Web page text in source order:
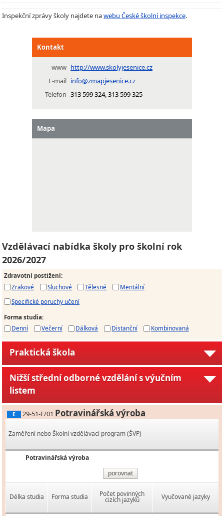
Inspekční zprávy školy najdete nawebu České školní inspekce.
Kontakt
www http://www.skolyjesenice.cz
E-mail info@zmapjesenice.cz
Telefon 313 599 324, 313 599 325
Mapa
Vzdělávací nabídka školy pro školní rok
2026/2027
Zdravotní postižení:
Zrakové
Sluchové Tělesné
Mentální
Specifické poruchy učení
Forma studia:
Denní
Večerní Dálková Distanční Kombinovaná
Praktická škola
Nižší střední odborné vzdělání s výučním
listem
E 29-51-E/01 Potravinářská výroba
Zaměření nebo Školní vzdělávací program (ŠVP)
Potravinářská výroba
porovnat
Délka studia Forma studia Počet povinných
cizích jazyků Vyučované jazyky